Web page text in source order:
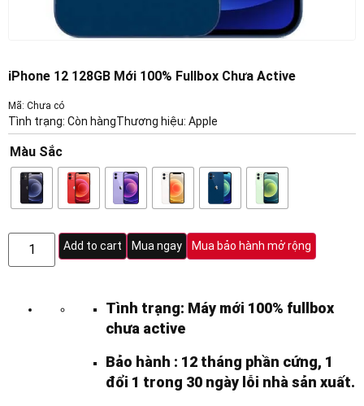
iPhone 12 128GB Mới 100% Fullbox Chưa Active
Mã: Chưa có
Tình trạng: Còn hàngThương hiệu: Apple
Màu Sắc
Add to cart Mua ngay Mua bảo hành mở rộng
Tình trạng: Máy mới 100% fullbox
chưa active
Bảo hành : 12 tháng phần cứng, 1
đổi 1 trong 30 ngày lỗi nhà sản xuất.